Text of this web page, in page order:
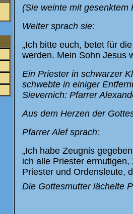
(Sie weinte mit gesenktem
Weiter sprach sie:
„Ich bitte euch, betet für
werden. Mein Sohn Jesus
Ein Priester in schwarzer
schwebte in einiger
Sievernich: Pfarrer
Aus dem Herzen der
Pfarrer Alef sprach:
„Ich habe Zeugnis
ich alle Priester
Priester und Ordensleute,
Die Gottesmutter lächelte